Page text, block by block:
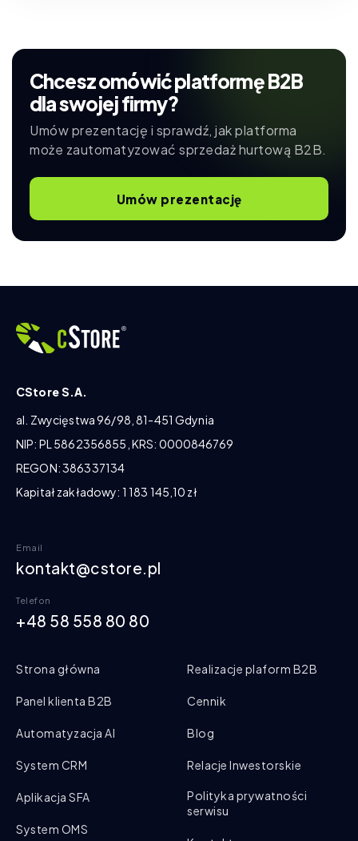
Chcesz omówić platformę B2B
dla swojej firmy?
Umów prezentację i sprawdź, jak platforma
może zautomatyzować sprzedaż hurtową B2B.
Umów prezentację
CStore S.A.
al. Zwycięstwa 96/98, 81-451 Gdynia
NIP: PL 5862356855, KRS: 0000846769
REGON: 386337134
Kapitał zakładowy: 1 183 145,10 zł
Email
kontakt@cstore.pl
Telefon
+48 58 558 80 80
Strona główna
Panel klienta B2B
Automatyzacja AI
System CRM
Aplikacja SFA
System OMS
Realizacje plaform B2B
Cennik
Blog
Relacje Inwestorskie
Polityka prywatności
serwisu